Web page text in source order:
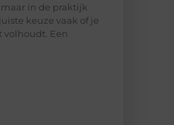
in de praktijk
keuze vaak of je
volhoudt. Een